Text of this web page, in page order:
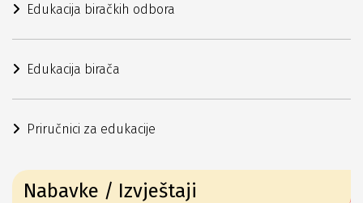
Edukacija biračkih odbora
Edukacija birača
Priručnici za edukacije
Nabavke / Izvještaji